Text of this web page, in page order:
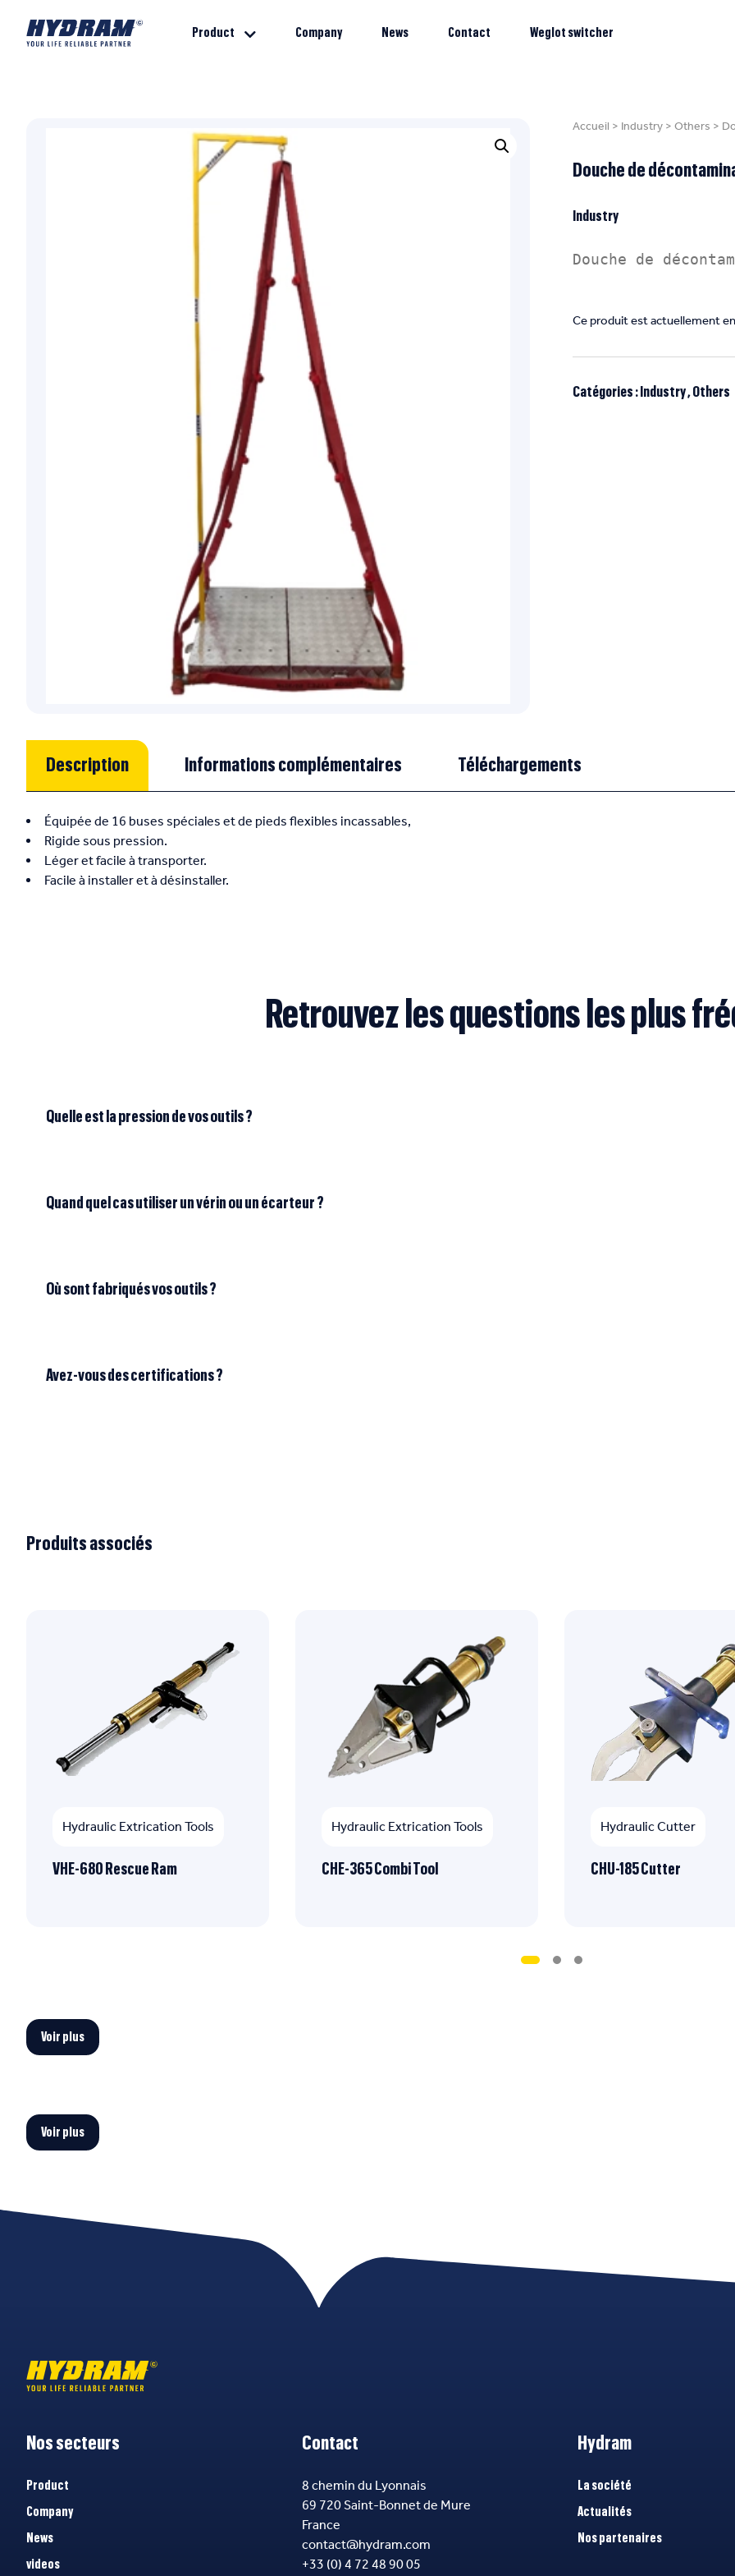
Product Company News Contact Weglot switcher
Accueil > Industry> Others >
Douche de
Industry
Ce produit est actuellement
Catégories : Industry,Others
Description Informations complémentaires Téléchargements
Équipée de 16 buses spéciales et de pieds flexibles incassables,
Rigide sous pression.
Léger et facile à transporter.
Facile à installer et à désinstaller.
Retrouvez les questions les plus
Quelle est la pression de vos outils ?
Quand quel cas utiliser un vérin ou un écarteur ?
Où sont fabriqués vos outils ?
Avez-vous des certifications ?
Produits associés
Hydraulic Extrication Tools
VHE-680 Rescue Ram
Hydraulic Extrication Tools
CHE-365 Combi Tool
Hydraulic Cutter
CHU-185 Cutter
Voir plus
Voir plus
Nos secteurs
Product
Company
News
videos
Contact
8 chemin du Lyonnais
69 720 Saint-Bonnet de Mure
France
contact@hydram.com
+33 (0) 4 72 48 90 05
Hydram
La société
Actualités
Nos partenaires